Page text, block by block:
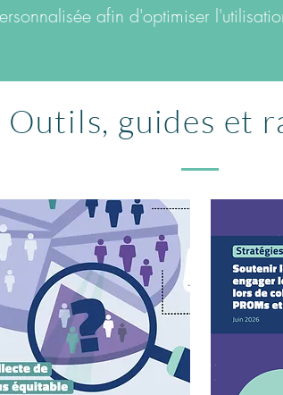
afin d'optimiser
Outils, guides et